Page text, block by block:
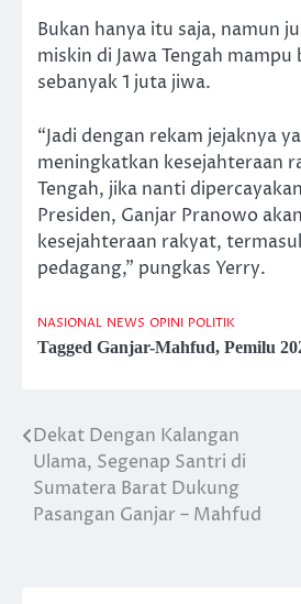
Bukan hanya itu saja, namun
miskin di Jawa Tengah
sebanyak 1 juta jiwa.
“Jadi dengan rekam jejaknya
meningkatkan kesejahteraan
Tengah, jika nanti
Presiden, Ganjar Pranowo
kesejahteraan rakyat,
pedagang,” pungkas Yerry.
NASIONAL NEWS OPINI POLITIK
Tagged Ganjar-Mahfud, Pemilu
Post
navigation
Dekat Dengan Kalangan
Ulama, Segenap Santri di
Sumatera Barat Dukung
Pasangan Ganjar – Mahfud